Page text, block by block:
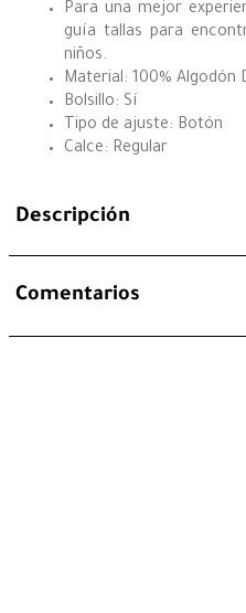
Para una mejor
guía tallas para
niños.
Material: 100% Algodón
Bolsillo: Sí
Tipo de ajuste: Botón
Calce: Regular
Descripción
Comentarios